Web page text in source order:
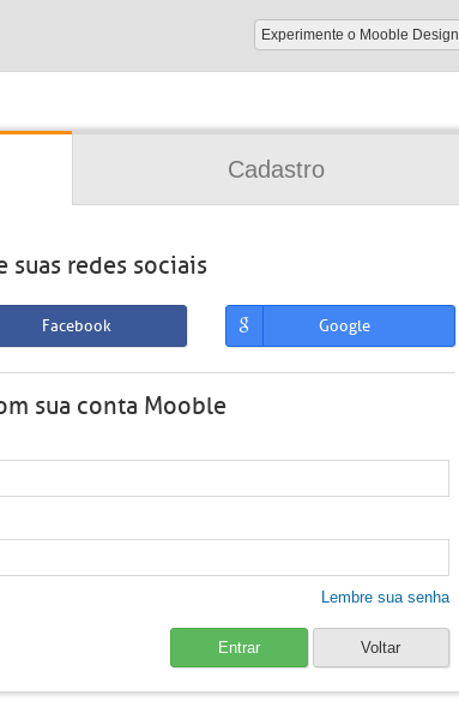
Experimente o Mooble Design
Cadastro
suas redes sociais
Facebook Google
sua conta Mooble
Lembre sua senha
Entrar Voltar